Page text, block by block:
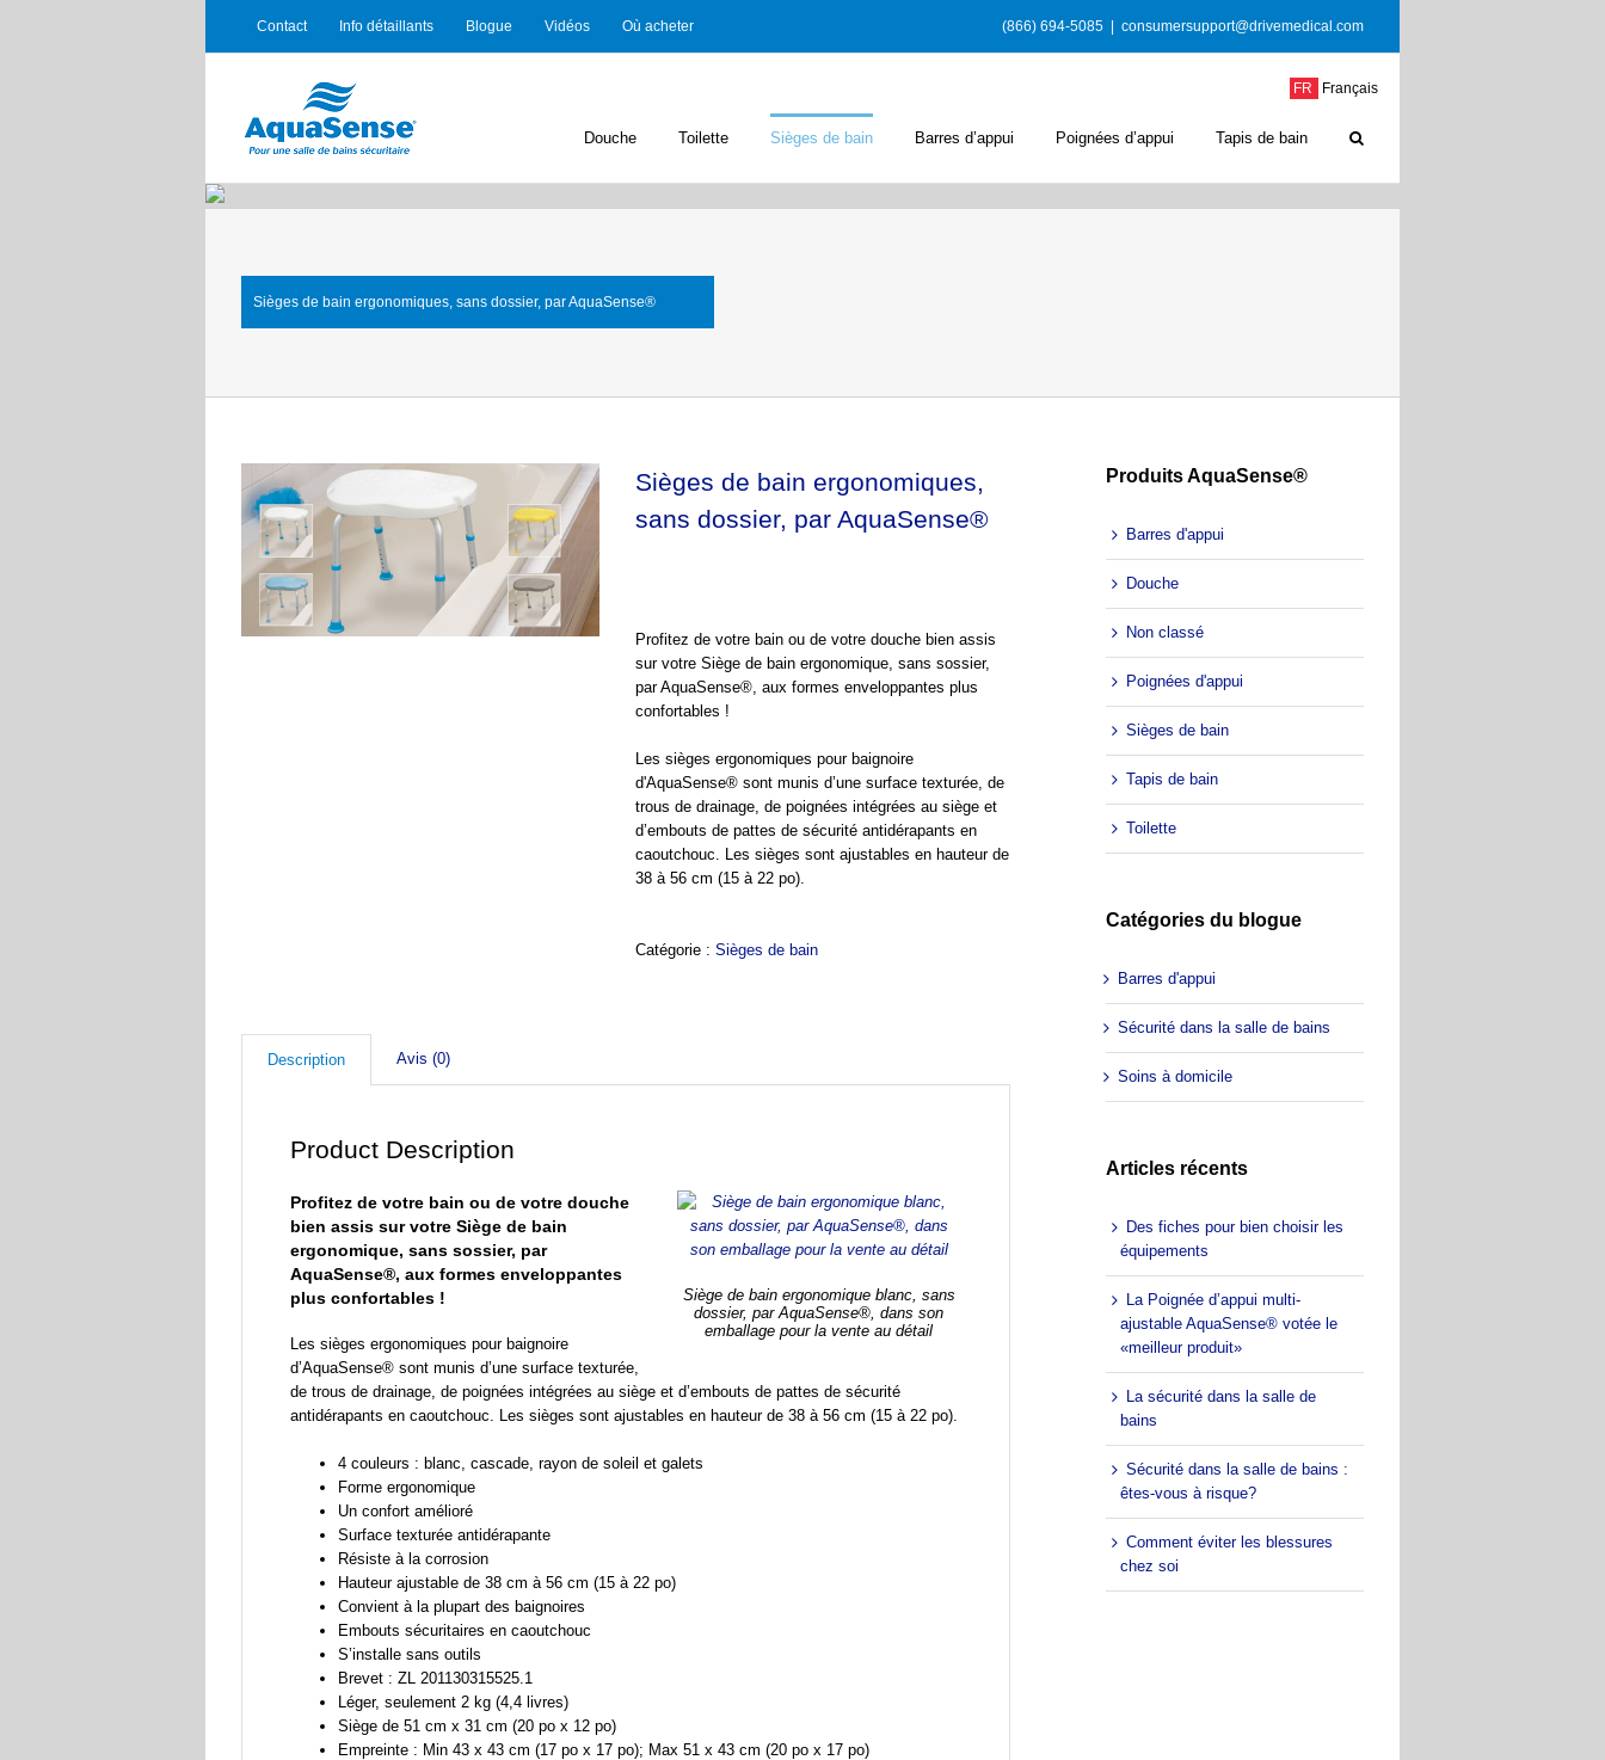
FR Français
Contact Info détaillants Blogue Vidéos Où acheter (866) 694-5085 consumersupport@drivemedical.com
Douche Toilette Sièges de bain Barres d’appui Poignées d’appui Tapis de bain
Sièges de bain ergonomiques, sans dossier, par AquaSense®
Sièges de bain ergonomiques,
sans dossier, par AquaSense®
Profitez de votre bain ou de votre douche bien assis
sur votre Siège de bain ergonomique, sans sossier,
par AquaSense®, aux formes enveloppantes plus
confortables !
Les sièges ergonomiques pour baignoire
d'AquaSense® sont munis d’une surface texturée, de
trous de drainage, de poignées intégrées au siège et
d’embouts de pattes de sécurité antidérapants en
caoutchouc. Les sièges sont ajustables en hauteur de
38 à 56 cm (15 à 22 po).
Catégorie : Sièges de bain
Description Avis (0)
Product Description
Siège de bain ergonomique blanc, sans
dossier, par AquaSense®, dans son
emballage pour la vente au détail
Profitez de votre bain ou de votre douche
bien assis sur votre Siège de bain
ergonomique, sans sossier, par
AquaSense®, aux formes enveloppantes
plus confortables !
Les sièges ergonomiques pour baignoire
d’AquaSense® sont munis d’une surface texturée,
de trous de drainage, de poignées intégrées au siège et d’embouts de pattes de sécurité
antidérapants en caoutchouc. Les sièges sont ajustables en hauteur de 38 à 56 cm (15 à 22 po).
4 couleurs : blanc, cascade, rayon de soleil et galets
Forme ergonomique
Un confort amélioré
Surface texturée antidérapante
Résiste à la corrosion
Hauteur ajustable de 38 cm à 56 cm (15 à 22 po)
Convient à la plupart des baignoires
Embouts sécuritaires en caoutchouc
S’installe sans outils
Brevet : ZL 201130315525.1
Léger, seulement 2 kg (4,4 livres)
Siège de 51 cm x 31 cm (20 po x 12 po)
Empreinte : Min 43 x 43 cm (17 po x 17 po); Max 51 x 43 cm (20 po x 17 po)
Produits AquaSense®
Barres d'appui
Douche
Non classé
Poignées d'appui
Sièges de bain
Tapis de bain
Toilette
Catégories du blogue
Barres d'appui
Sécurité dans la salle de bains
Soins à domicile
Articles récents
Des fiches pour bien choisir les
équipements
La Poignée d’appui multi-
ajustable AquaSense® votée le
«meilleur produit»
La sécurité dans la salle de
bains
Sécurité dans la salle de bains :
êtes-vous à risque?
Comment éviter les blessures
chez soi